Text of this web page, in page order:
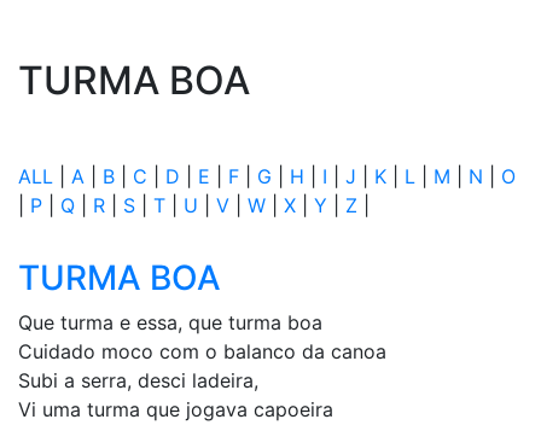
TURMA BOA
ALL A B C D E F G H I J K L M N
O
P Q R S T U V W X Y Z
TURMA BOA
Que turma e essa, que turma boa
Cuidado moco com o balanco da canoa
Subi a serra, desci ladeira,
Vi uma turma que jogava capoeira